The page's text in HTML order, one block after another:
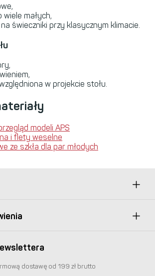
wiele małych,
świeczniki przy klasycznym klimacie.
w projekcie stołu.
modeli APS
i flety weselne
ze szkła dla par młodych
dostawę od 199 zł brutto